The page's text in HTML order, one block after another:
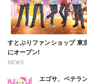
NEWS
すとぷりファンショップ 東
にオープン!
エゴサ、ベテラ